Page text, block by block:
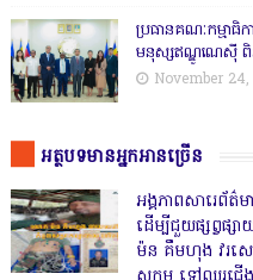
ប្រធានគណៈកម្មាធិក
មនុស្សឥណ្ឌូណេស៊ី ពិភ
November
អត្ថបទមានអ្នកអានច្រើន
អង្គភាពសារេព័ត៌
ដើម្បីជួយផ្សព្វផ្
ម៉ន គឹមហុង វរស